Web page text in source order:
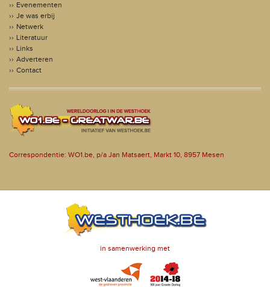
Evenementen
Je was erbij
Netwerk
Literatuur
Links
Adverteren
Contact
Correspondentie: WO1.be, p/a Jan Matsaert, Markt 10, 8957 Mesen
in samenwerking met